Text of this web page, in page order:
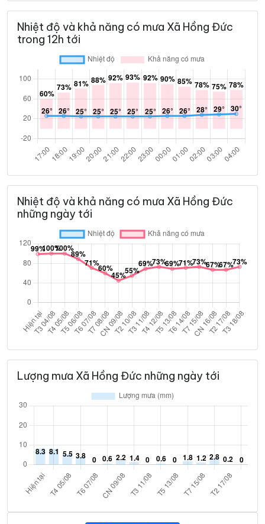
Nhiệt độ và khả năng có mưa Xã Hồng Đức
trong 12h tới
Nhiệt độ và khả năng có mưa Xã Hồng Đức
những ngày tới
Lượng mưa Xã Hồng Đức những ngày tới